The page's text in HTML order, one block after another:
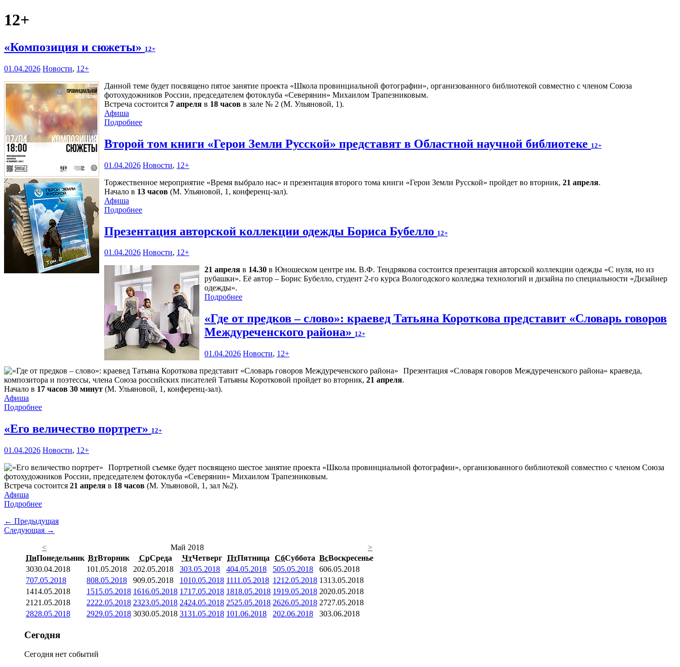
12+
«Композиция и сюжеты» 12+
01.04.2026 Новости, 12+
Данной теме будет посвящено пятое занятие проекта «Школа провинциальной фотографии», организованного библиотекой совместно с членом Союза
фотохудожников России, председателем фотоклуба «Северянин» Михаилом Трапезниковым.
Встреча состоится 7 апреля в 18 часов в зале № 2 (М. Ульяновой, 1).
Афиша
Подробнее
Второй том книги «Герои Земли Русской» представят в Областной научной библиотеке 12+
01.04.2026 Новости, 12+
Торжественное мероприятие «Время выбрало нас» и презентация второго тома книги «Герои Земли Русской» пройдет во вторник, 21 апреля.
Начало в 13 часов (М. Ульяновой, 1, конференц-зал).
Афиша
Подробнее
Презентация авторской коллекции одежды Бориса Бубелло 12+
01.04.2026 Новости, 12+
21 апреля в 14.30 в Юношеском центре им. В.Ф. Тендрякова состоится презентация авторской коллекции одежды «С нуля, но из
рубашки». Её автор – Борис Бубелло, студент 2-го курса Вологодского колледжа технологий и дизайна по специальности «Дизайнер
одежды».
Подробнее
«Где от предков – слово»: краевед Татьяна Короткова представит «Словарь говоров
Междуреченского района» 12+
01.04.2026 Новости, 12+
Презентация «Словаря говоров Междуреченского района» краеведа,
композитора и поэтессы, члена Союза российских писателей Татьяны Коротковой пройдет во вторник, 21 апреля.
Начало в 17 часов 30 минут (М. Ульяновой, 1, конференц-зал).
Афиша
Подробнее
«Его величество портрет» 12+
01.04.2026 Новости, 12+
Портретной съемке будет посвящено шестое занятие проекта «Школа провинциальной фотографии», организованного библиотекой совместно с членом Союза
фотохудожников России, председателем фотоклуба «Северянин» Михаилом Трапезниковым.
Встреча состоится 21 апреля в 18 часов (М. Ульяновой, 1, зал №2).
Афиша
Подробнее
← Предыдущая
Следующая →
<
Май 2018
>
ПнПонедельник ВтВторник СрСреда ЧтЧетверг ПтПятница СбСуббота ВсВоскресенье
3030.04.2018 101.05.2018 202.05.2018 303.05.2018 404.05.2018 505.05.2018 606.05.2018
707.05.2018 808.05.2018 909.05.2018 1010.05.2018 1111.05.2018 1212.05.2018 1313.05.2018
1414.05.2018 1515.05.2018 1616.05.2018 1717.05.2018 1818.05.2018 1919.05.2018 2020.05.2018
21 21.05.2018 2222.05.2018 2323.05.2018 2424.05.2018 2525.05.2018 2626.05.2018 2727.05.2018
2828.05.2018 2929.05.2018 3030.05.2018 3131.05.2018 101.06.2018 202.06.2018 303.06.2018
Сегодня
Сегодня нет событий